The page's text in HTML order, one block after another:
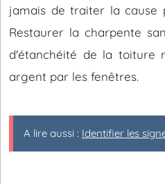
jamais de traiter la cause
Restaurer la charpente
d'étanchéité de la toiture
argent par les fenêtres.
A lire aussi : Identifier les